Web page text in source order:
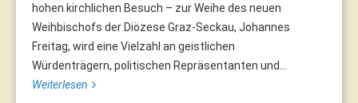
hohen kirchlichen Besuch – zur Weihe des neuen
Weihbischofs der Diözese Graz-Seckau, Johannes
Freitag, wird eine Vielzahl an geistlichen
Würdenträgern, politischen Repräsentanten und...
Weiterlesen